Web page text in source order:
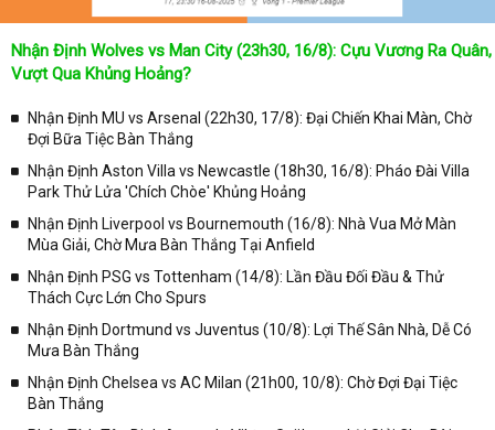
Lịch thi đấu được cập nhật chính xác trong toàn bộ các giải
Tại Lịch Thi Đấu của chuyên trang kqbongda.net
sẽ cập nhanh
chóng và chính xác nhất thời gian từng trận đấu bóng đá diễn ra ở
trong từng giải đấu như:
✓ Giải đấu bóng đá Ngoại hạng Anh;
✓ Giải bóng Cúp C1 Châu Âu;
✓ Giải VĐQG Tây Ban Nha;
✓ VĐQG Đức;
✓ VĐQG Pháp;
✓ Liên Đoàn Anh;
Nhận Định Wolves vs Man City (23h30, 16/8): Cựu Vương Ra Quân,
Vượt Qua Khủng Hoảng?
Nhận Định MU vs Arsenal (22h30, 17/8): Đại Chiến Khai Màn, Chờ
Đợi Bữa Tiệc Bàn Thắng
Nhận Định Aston Villa vs Newcastle (18h30, 16/8): Pháo Đài Villa
Park Thử Lửa 'Chích Chòe' Khủng Hoảng
Nhận Định Liverpool vs Bournemouth (16/8): Nhà Vua Mở Màn
Mùa Giải, Chờ Mưa Bàn Thắng Tại Anfield
Nhận Định PSG vs Tottenham (14/8): Lần Đầu Đối Đầu & Thử
Thách Cực Lớn Cho Spurs
Nhận Định Dortmund vs Juventus (10/8): Lợi Thế Sân Nhà, Dễ Có
Mưa Bàn Thắng
Nhận Định Chelsea vs AC Milan (21h00, 10/8): Chờ Đợi Đại Tiệc
Bàn Thắng